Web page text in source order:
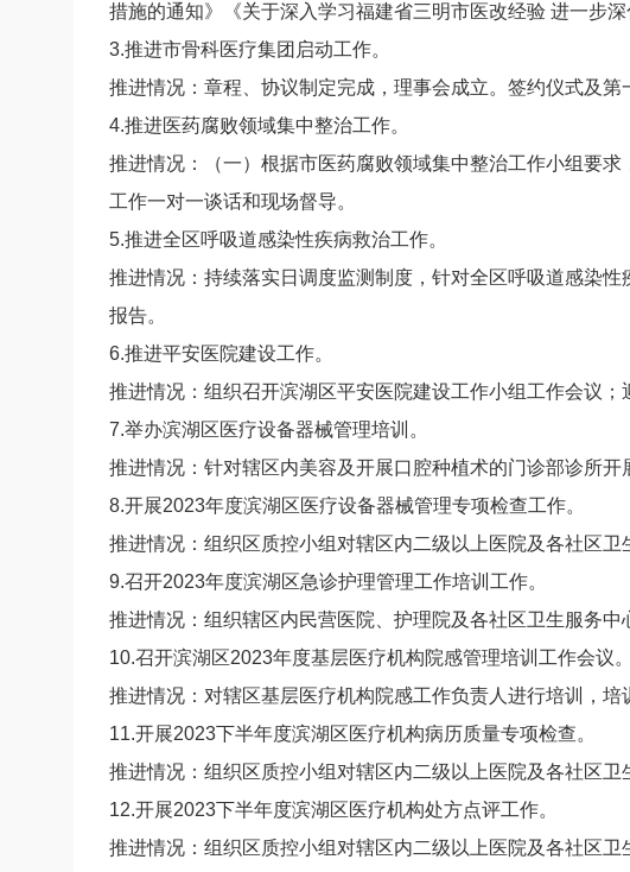
措施的通知》《关于深入学习福建省三明市医改经验 进一步
3.推进市骨科医疗集团启动工作。
推进情况：章程、协议制定完成，理事会成立。签约仪式及第
4.推进医药腐败领域集中整治工作。
推进情况：（一）根据市医药腐败领域集中整治工作小组要
工作一对一谈话和现场督导。
5.推进全区呼吸道感染性疾病救治工作。
推进情况：持续落实日调度监测制度，针对全区呼吸道感染
报告。
6.推进平安医院建设工作。
推进情况：组织召开滨湖区平安医院建设工作小组工作会议；
7.举办滨湖区医疗设备器械管理培训。
推进情况：针对辖区内美容及开展口腔种植术的门诊部诊所开
8.开展2023年度滨湖区医疗设备器械管理专项检查工作。
推进情况：组织区质控小组对辖区内二级以上医院及各社区卫
9.召开2023年度滨湖区急诊护理管理工作培训工作。
推进情况：组织辖区内民营医院、护理院及各社区卫生服务
10.召开滨湖区2023年度基层医疗机构院感管理培训工作会议。
推进情况：对辖区基层医疗机构院感工作负责人进行培训，
11.开展2023下半年度滨湖区医疗机构病历质量专项检查。
推进情况：组织区质控小组对辖区内二级以上医院及各社区
12.开展2023下半年度滨湖区医疗机构处方点评工作。
推进情况：组织区质控小组对辖区内二级以上医院及各社区卫